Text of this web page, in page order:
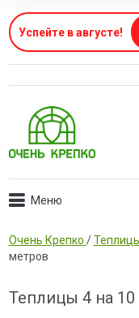
Успейте в августе!
Очень Крепко /
метров
Теплицы 4 на